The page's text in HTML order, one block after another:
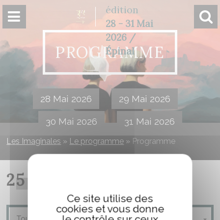
édition
28 - 31 Mai
2026 /
Épinal
PROGRAMME
28 Mai 2026 29 Mai 2026
30 Mai 2026 31 Mai 2026
Les Imaginales » Le programme » Programme
25 MAI 2025
Panneau de gestion des cookies
Ce site utilise des
cookies et vous donne